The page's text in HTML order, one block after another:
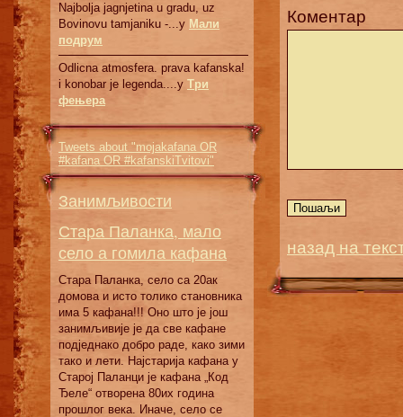
Najbolja jagnjetina u gradu, uz
Bovinovu tamjaniku -...у Мали
подрум
Odlicna atmosfera. prava kafanska!
i konobar je legenda....у Три
фењера
Tweets about "mojakafana OR
#kafana OR #kafanskiTvitovi"
Занимљивости
Стара Паланка, мало
село а гомила кафана
Стара Паланка, село са 20ак
домова и исто толико становника
има 5 кафана!!! Оно што је још
занимљивије је да све кафане
подједнако добро раде, како зими
тако и лети. Најстарија кафана у
Старој Паланци је кафана „Код
Ђеле“ отворена 80их година
прошлог века. Иначе, село се
Коментар
назад на